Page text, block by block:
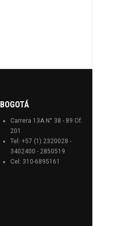
BOGOTÁ
Carrera 13A N° 38 - 89 Of.
201
Tel: +57 (1) 2320028 -
3402400 - 2850519
Cel: 310-6895161